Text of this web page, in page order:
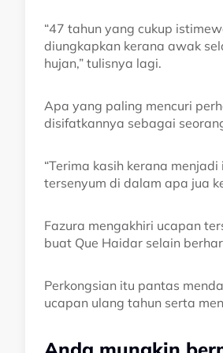
“47 tahun yang cukup
diungkapkan kerana awak
hujan,” tulisnya lagi.
Apa yang paling mencuri
disifatkannya sebagai
“Terima kasih kerana
tersenyum di dalam apa jua
Fazura mengakhiri ucapan
buat Que Haidar selain
Perkongsian itu pantas
ucapan ulang tahun serta